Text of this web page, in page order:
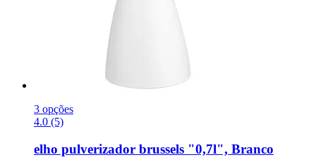
3 opções
4.0 (5)
elho pulverizador brussels "0,7l", Branco